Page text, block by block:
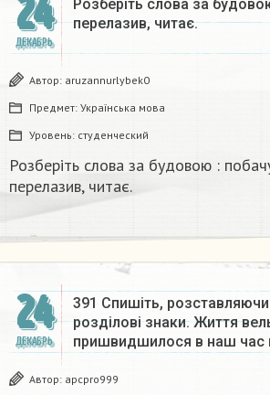
24
ДЕКАБРЬ
Розберіть слова за
перелазив, читає.
Автор: aruzannurlybek0
Предмет: Українська мова
Уровень: студенческий
Розберіть слова за будовою :
перелазив, читає.
24
ДЕКАБРЬ
391 Спишіть, розставляючи
розділові знаки. Життя
пришвидшилося в наш час
Автор: apcpro999